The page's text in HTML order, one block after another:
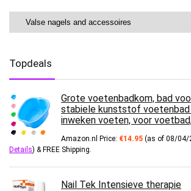
Topdeals
Grote voetenbadkom, bad
stabiele kunststof voetenbad
inweken voeten, voor
Amazon.nl Price: €14.95 (as of 08/04/
Details) & FREE Shipping.
Nail Tek Intensieve therapie